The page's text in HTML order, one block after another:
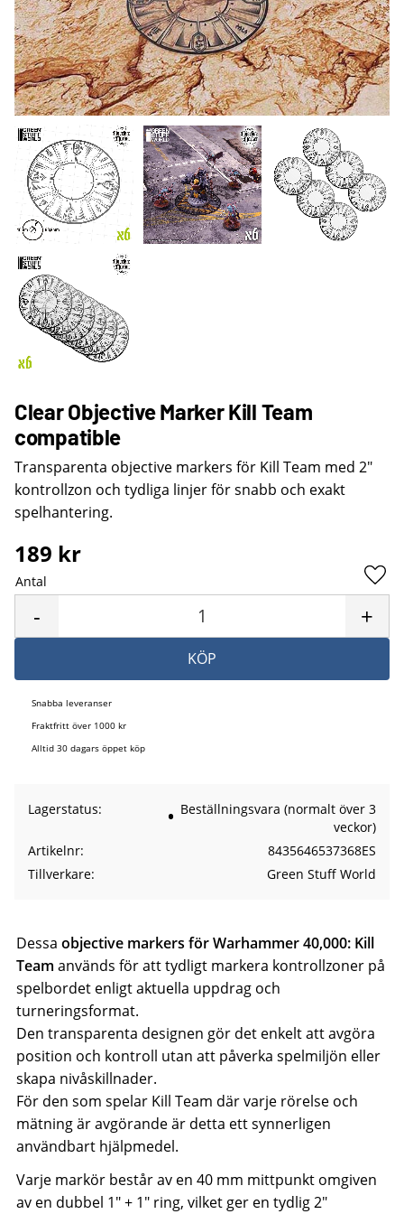
Clear Objective Marker Kill Team
compatible
Transparenta objective markers för Kill Team med 2″
kontrollzon och tydliga linjer för snabb och exakt
spelhantering.
189 kr
Antal
+
-
KÖP
Snabba leveranser
Fraktfritt över 1000 kr
Alltid 30 dagars öppet köp
Lagerstatus
Beställningsvara (normalt över 3
veckor)
Artikelnr
8435646537368ES
Tillverkare
Green Stuff World
Dessa objective markers för Warhammer 40,000: Kill
Team används för att tydligt markera kontrollzoner på
spelbordet enligt aktuella uppdrag och
turneringsformat.
Den transparenta designen gör det enkelt att avgöra
position och kontroll utan att påverka spelmiljön eller
skapa nivåskillnader.
För den som spelar Kill Team där varje rörelse och
mätning är avgörande är detta ett synnerligen
användbart hjälpmedel.
Varje markör består av en 40 mm mittpunkt omgiven
av en dubbel 1″ + 1″ ring, vilket ger en tydlig 2″